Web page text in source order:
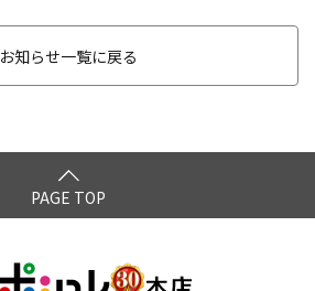
お知らせ一覧に戻る
PAGE TOP